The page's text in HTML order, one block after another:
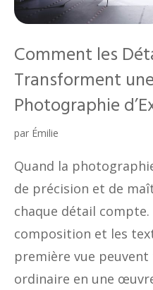
Comment les
Transforment
Photographie
par Émilie
Quand la
de précision et de
chaque détail
composition et les
première vue
ordinaire en une